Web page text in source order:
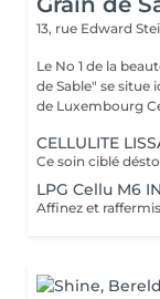
13, rue Edward
Le No 1 de la
de Sable" se
de Luxembourg
CELLULITE
LPG Cellu M6